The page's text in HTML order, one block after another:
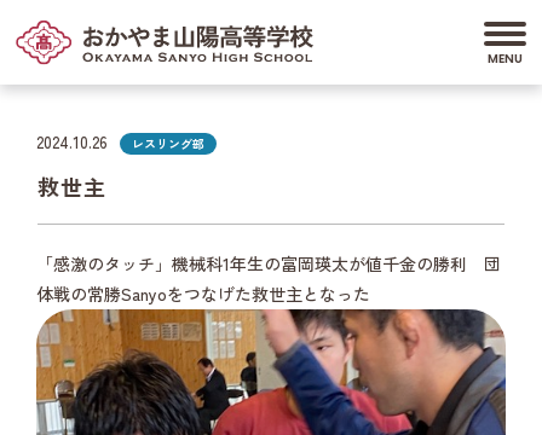
2024.10.26 レスリング部
救世主
「感激のタッチ」機械科1年生の富岡瑛太が値千金の勝利 団
体戦の常勝Sanyoをつなげた救世主となった